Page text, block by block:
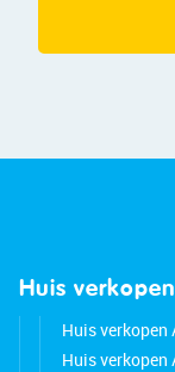
Huis verkopen
Huis verkopen
Huis verkopen